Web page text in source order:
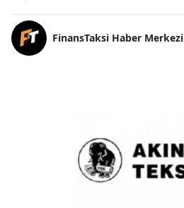
FinansTaksi Haber Merkezi